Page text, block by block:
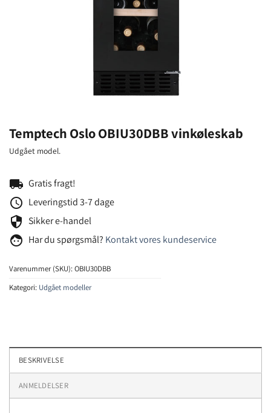
Temptech Oslo OBIU30DBB vinkøleskab
Udgået model.
local_shipping Gratis fragt!
schedule Leveringstid 3-7 dage
security Sikker e-handel
face Har du spørgsmål? Kontakt vores kundeservice
Varenummer (SKU):OBIU30DBB
Kategori: Udgået modeller
BESKRIVELSE
ANMELDELSER